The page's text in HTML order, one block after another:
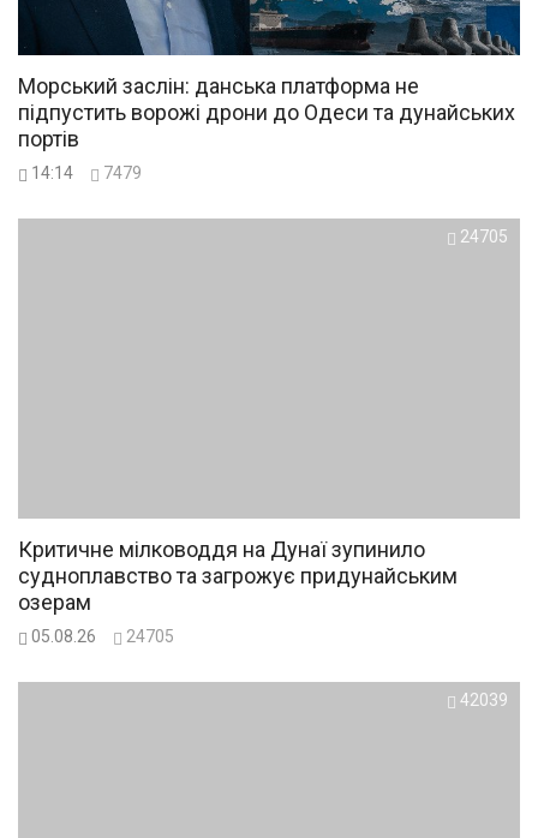
Морський заслін: данська платформа не
підпустить ворожі дрони до Одеси та дунайських
портів
14:14 7479
24705
Критичне мілководдя на Дунаї зупинило
судноплавство та загрожує придунайським
озерам
05.08.26 24705
42039